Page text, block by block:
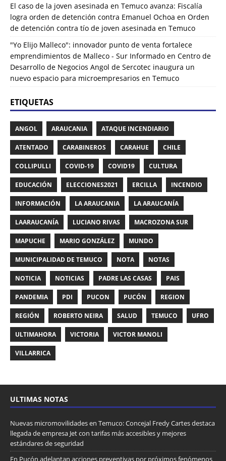
El caso de la joven asesinada en Temuco avanza: Fiscalía
logra orden de detención contra Emanuel Ochoa en Orden
de detención contra tío de joven asesinada en Temuco
"Yo Elijo Malleco": innovador punto de venta fortalece
emprendimientos de Malleco - Sur Informado en Centro de
Desarrollo de Negocios Angol de Sercotec inaugura un
nuevo espacio para microempresarios en Temuco
ETIQUETAS
ANGOL ARAUCANIA ATAQUE INCENDIARIO
ATENTADO CARABINEROS CARAHUE CHILE
COLLIPULLI COVID-19 COVID19 CULTURA
EDUCACIÓN ELECCIONES2021 ERCILLA INCENDIO
INFORMACIÓN LA ARAUCANIA LA ARAUCANÍA
LAARAUCANÍA LUCIANO RIVAS MACROZONA SUR
MAPUCHE MARIO GONZÁLEZ MUNDO
MUNICIPALIDAD DE TEMUCO NOTA NOTAS
NOTICIA NOTICIAS PADRE LAS CASAS PAIS
PANDEMIA PDI PUCON PUCÓN REGION
REGIÓN ROBERTO NEIRA SALUD TEMUCO UFRO
ULTIMAHORA VICTORIA VICTOR MANOLI
VILLARRICA
ULTIMAS NOTAS
Nuevas micromovilidades en Temuco: Concejal Fredy Cartes destaca
llegada de empresa Jet con tarifas más accesibles y mejores
estándares de seguridad
En Pucón adelantan acciones preventivas por próximos fenómenos